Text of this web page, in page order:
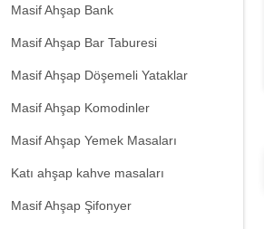
Masif Ahşap Bank
Masif Ahşap Bar Taburesi
Masif Ahşap Döşemeli Yataklar
Masif Ahşap Komodinler
Masif Ahşap Yemek Masaları
Katı ahşap kahve masaları
Masif Ahşap Şifonyer